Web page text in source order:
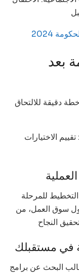
بعد
دقيقة للالتحاق
الاختيارات
للمرحلة
سوق العمل، من
النجاح
البحث عن برامج